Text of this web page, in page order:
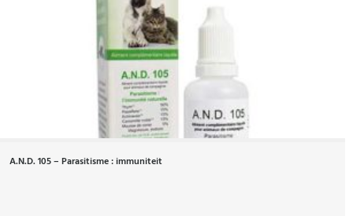
A.N.D. 105 – Parasitisme : immuniteit